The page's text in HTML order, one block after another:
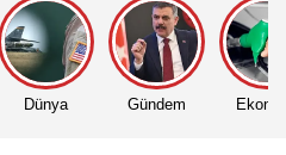
Dünya Gündem